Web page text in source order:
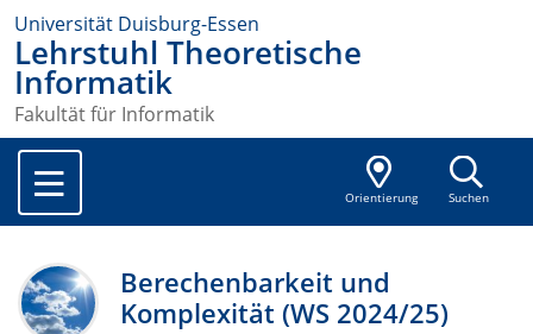
Universität Duisburg-Essen
Lehrstuhl Theoretische
Informatik
Fakultät für Informatik
Orientierung Suchen
Berechenbarkeit und
Komplexität (WS 2024/25)